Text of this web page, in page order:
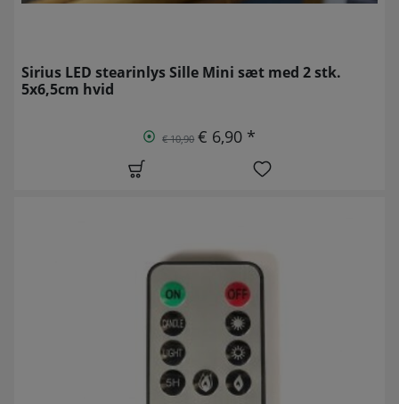
Sirius LED stearinlys Sille Mini sæt med 2 stk.
5x6,5cm hvid
€ 10,90 € 6,90 *